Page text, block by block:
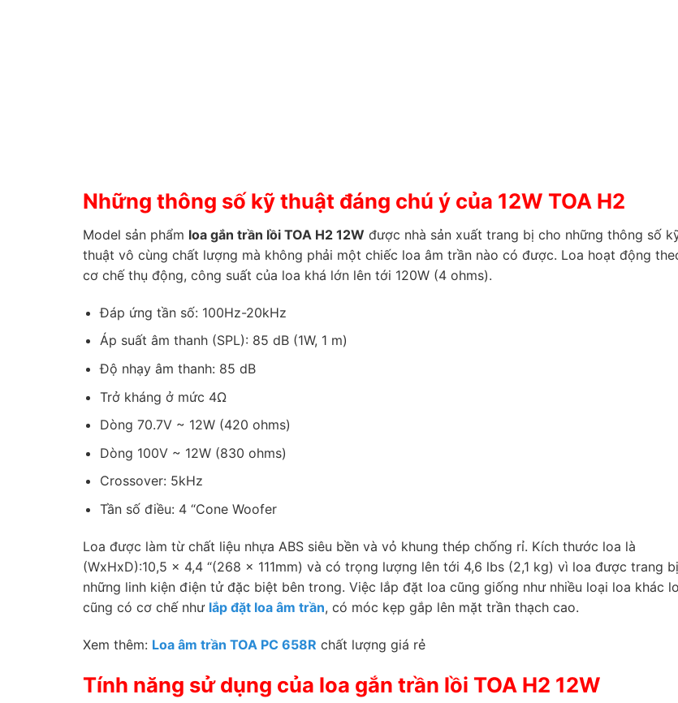
Những thông số kỹ thuật đáng chú ý của 12W TOA H2
Model sản phẩm loa gắn trần lồi TOA H2 12W được nhà sản xuất trang bị cho những thông số
thuật vô cùng chất lượng mà không phải một chiếc loa âm trần nào có được. Loa hoạt động
cơ chế thụ động, công suất của loa khá lớn lên tới 120W (4 ohms).
Đáp ứng tần số: 100Hz-20kHz
Áp suất âm thanh (SPL): 85 dB (1W, 1 m)
Độ nhạy âm thanh: 85 dB
Trở kháng ở mức 4Ω
Dòng 70.7V ~ 12W (420 ohms)
Dòng 100V ~ 12W (830 ohms)
Crossover: 5kHz
Tần số điều: 4 “Cone Woofer
Loa được làm từ chất liệu nhựa ABS siêu bền và vỏ khung thép chống rỉ. Kích thước loa là
(WxHxD):10,5 x 4,4 “(268 x 111mm) và có trọng lượng lên tới 4,6 lbs (2,1 kg) vì loa được trang bị
những linh kiện điện tử đặc biệt bên trong. Việc lắp đặt loa cũng giống như nhiều loại loa khác
cũng có cơ chế như lắp đặt loa âm trần, có móc kẹp gắp lên mặt trần thạch cao.
Xem thêm: Loa âm trần TOA PC 658R chất lượng giá rẻ
Tính năng sử dụng của loa gắn trần lồi TOA H2 12W